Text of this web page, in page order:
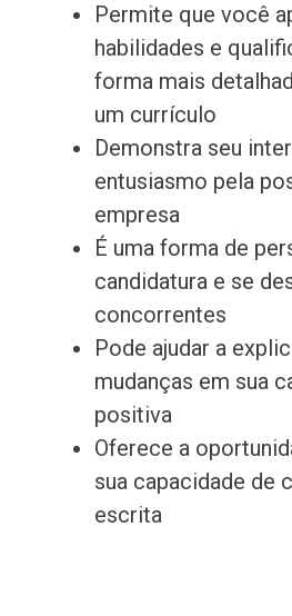
Permite que você
habilidades e
forma mais
um currículo
Demonstra seu
entusiasmo pela
empresa
É uma forma de
candidatura e se
concorrentes
Pode ajudar a
mudanças em sua
positiva
Oferece a
sua capacidade de
escrita